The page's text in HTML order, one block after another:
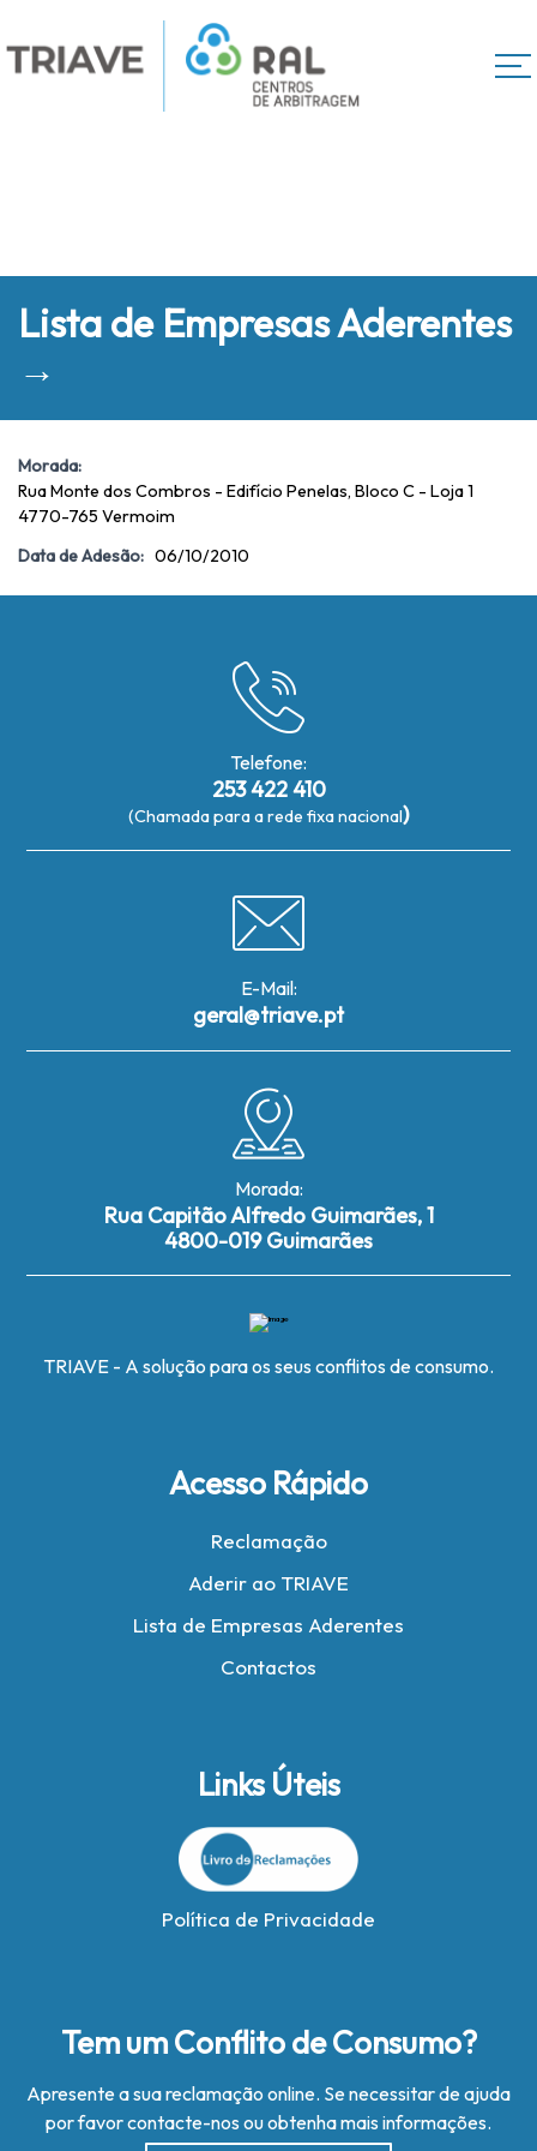
Lista de Empresas Aderentes
→
Morada:
Rua Monte dos Combros - Edifício Penelas, Bloco C - Loja 1
4770-765 Vermoim
Data de Adesão: 06/10/2010
Telefone:
253 422 410
(Chamada para a rede fixa nacional)
E-Mail:
geral@triave.pt
Morada:
Rua Capitão Alfredo Guimarães, 1
4800-019 Guimarães
TRIAVE - A solução para os seus conflitos de consumo.
Acesso Rápido
Reclamação
Aderir ao TRIAVE
Lista de Empresas Aderentes
Contactos
Links Úteis
Política de Privacidade
Tem um Conflito de Consumo?
Apresente a sua reclamação online. Se necessitar de ajuda
por favor contacte-nos ou obtenha mais informações.